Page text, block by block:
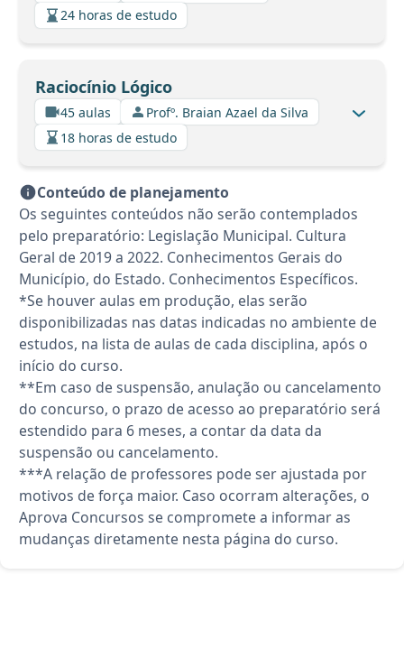
24 horas de estudo
Raciocínio Lógico
45 aulas
Profº. Braian Azael da Silva
18 horas de estudo
Conteúdo de planejamento
Os seguintes conteúdos não serão contemplados
pelo preparatório: Legislação Municipal. Cultura
Geral de 2019 a 2022. Conhecimentos Gerais do
Município, do Estado. Conhecimentos Específicos.
*Se houver aulas em produção, elas serão
disponibilizadas nas datas indicadas no ambiente de
estudos, na lista de aulas de cada disciplina, após o
início do curso.
**Em caso de suspensão, anulação ou cancelamento
do concurso, o prazo de acesso ao preparatório será
estendido para 6 meses, a contar da data da
suspensão ou cancelamento.
***A relação de professores pode ser ajustada por
motivos de força maior. Caso ocorram alterações, o
Aprova Concursos se compromete a informar as
mudanças diretamente nesta página do curso.